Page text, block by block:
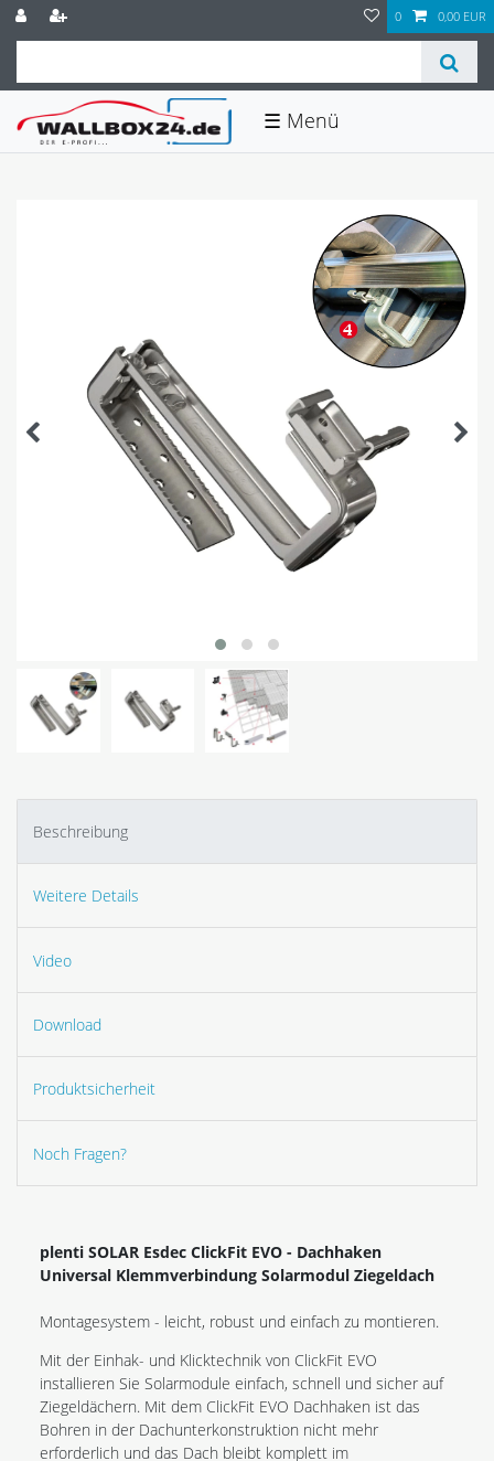
0 0,00 EUR
☰
Beschreibung
Weitere Details
Video
Download
Produktsicherheit
Noch Fragen?
plenti SOLAR Esdec ClickFit EVO - Dachhaken
Universal Klemmverbindung Solarmodul Ziegeldach
Montagesystem - leicht, robust und einfach zu montieren.
Mit der Einhak- und Klicktechnik von ClickFit EVO
installieren Sie Solarmodule einfach, schnell und sicher auf
Ziegeldächern. Mit dem ClickFit EVO Dachhaken ist das
Bohren in der Dachunterkonstruktion nicht mehr
erforderlich und das Dach bleibt komplett im